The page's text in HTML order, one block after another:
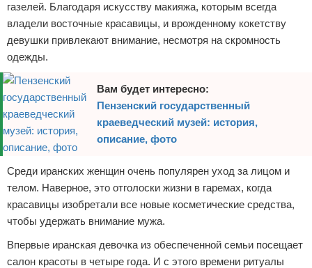
газелей. Благодаря искусству макияжа, которым всегда
владели восточные красавицы, и врожденному кокетству
девушки привлекают внимание, несмотря на скромность
одежды.
Вам будет интересно:
Пензенский государственный
краеведческий музей: история,
описание, фото
Среди иранских женщин очень популярен уход за лицом и
телом. Наверное, это отголоски жизни в гаремах, когда
красавицы изобретали все новые косметические средства,
чтобы удержать внимание мужа.
Впервые иранская девочка из обеспеченной семьи посещает
салон красоты в четыре года. И с этого времени ритуалы